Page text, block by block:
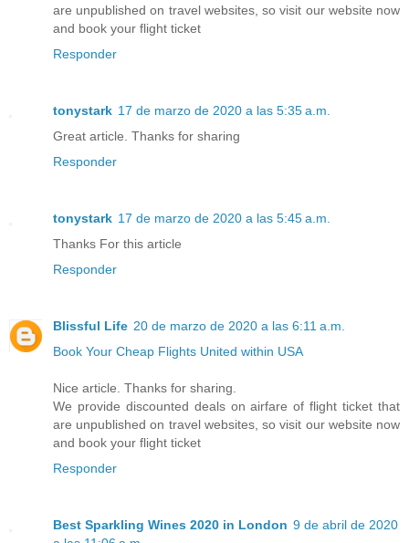
are unpublished on travel websites, so visit our website now
and book your flight ticket
Responder
tonystark 17 de marzo de 2020 a las 5:35 a.m.
Great article. Thanks for sharing
Responder
tonystark 17 de marzo de 2020 a las 5:45 a.m.
Thanks For this article
Responder
Blissful Life 20 de marzo de 2020 a las 6:11 a.m.
Book Your Cheap Flights United within USA
Nice article. Thanks for sharing.
We provide discounted deals on airfare of flight ticket that
are unpublished on travel websites, so visit our website now
and book your flight ticket
Responder
Best Sparkling Wines 2020 in London 9 de abril de 2020